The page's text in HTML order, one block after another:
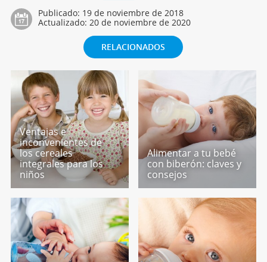
Publicado: 19 de noviembre de 2018
Actualizado: 20 de noviembre de 2020
RELACIONADOS
Ventajas e
inconvenientes de
los cereales
integrales para los
niños
Alimentar a tu bebé
con biberón: claves y
consejos